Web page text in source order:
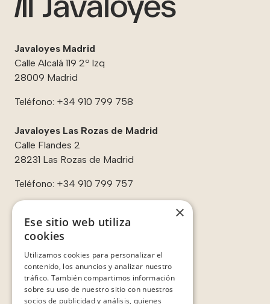
Javaloyes Madrid
Calle Alcalá 119 2º Izq
28009 Madrid
Teléfono: +34 910 799 758
Javaloyes Las Rozas de Madrid
Calle Flandes 2
28231 Las Rozas de Madrid
Teléfono: +34 910 799 757
Enlaces:
Contacto
Sobre nosotros
Casos de éxito
Testimonios
×
Ese sitio web utiliza
cookies
Utilizamos cookies para personalizar el
contenido, los anuncios y analizar nuestro
tráfico. También compartimos información
sobre su uso de nuestro sitio con nuestros
socios de publicidad y análisis, quienes